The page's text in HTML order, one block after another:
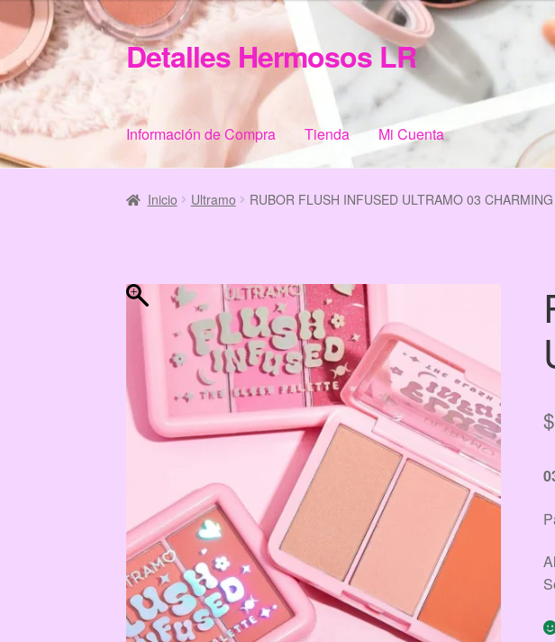
Ir
a
la
navegación
Ir
al
contenido
Detalles Hermosos LR
Información de Compra Tienda Mi Cuenta
InicioCategories CheckoutHomeInformación de Compra My Account
Inicio Ultramo RUBOR FLUSH INFUSED ULTRAMO 03 CHARMING
$